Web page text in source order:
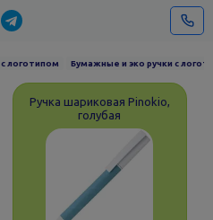
логотипом Бумажные и эко ручки с
Ручка шариковая Pinokio,
голубая